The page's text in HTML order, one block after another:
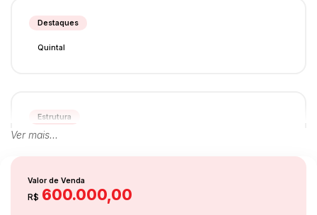
Destaques
Quintal
Estrutura
Área de Serviço
Ver mais...
R$ 600.000,00
Valor de Venda